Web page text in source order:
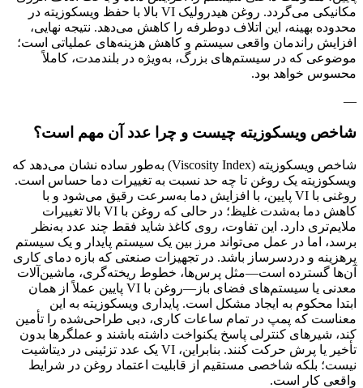
مکانیکی می‌گردد. روغن هیدرولیک VI بالا با حفظ ویسکوزیته در
محدوده بهینه، این اتلاف دوطرفه را کاهش می‌دهد. نتیجه نهایی،
افزایش راندمان واقعی سیستم و کاهش هزینه‌های عملیاتی است؛
موضوعی که در سیستم‌های بزرگ، به‌ویژه در بلندمدت، کاملاً
محسوس خواهد بود.
—
شاخص ویسکوزیته چیست و چرا عدد آن مهم است؟
شاخص ویسکوزیته (Viscosity Index) به‌طور ساده نشان می‌دهد که
ویسکوزیته یک روغن تا چه حد نسبت به تغییرات دما حساس است.
روغنی با VI پایین، با افزایش دما به‌سرعت رقیق می‌شود و با
کاهش دما به‌شدت غلیظ؛ در حالی که روغن با VI بالا تغییرات
ملایم‌تری دارد. این تفاوت، روی کاغذ شاید فقط چند عدد به‌نظر
برسد، اما در عمل می‌تواند مرز بین یک سیستم پایدار و یک سیستم
پرهزینه و دردسرساز باشد. در تجهیزات صنعتی که بازه دمای کاری
آن‌ها گسترده است—مثل پرس‌ها، خطوط ریخته‌گری، ماشین‌آلات
معدنی یا سیستم‌های فضای باز—روغن با VI پایین عملاً از همان
ابتدا محکوم به ایجاد مشکل است. پایداری ویسکوزیته به این
معناست که پمپ در تمام ساعات کاری، دبی طراحی‌شده را تأمین
کند، شیرهای کنترلی پاسخ یکنواخت داشته باشند و عملگرها بدون
تأخیر یا پرش حرکت کنند. بنابراین، VI یک عدد تزئینی در دیتاشیت
نیست؛ بلکه شاخصی مستقیم از قابلیت اعتماد روغن در شرایط
واقعی کار است.